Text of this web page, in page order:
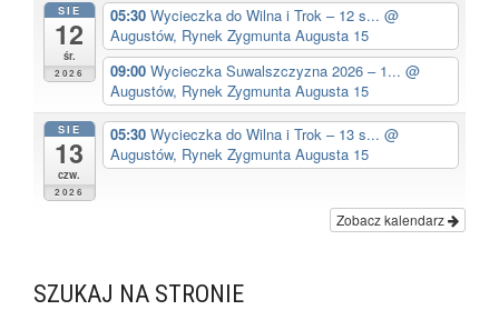
SIE
12
śr.
2026
05:30 Wycieczka do Wilna i Trok – 12 s... @
Augustów, Rynek Zygmunta Augusta 15
09:00 Wycieczka Suwalszczyzna 2026 – 1... @
Augustów, Rynek Zygmunta Augusta 15
SIE
13
czw.
2026
05:30 Wycieczka do Wilna i Trok – 13 s... @
Augustów, Rynek Zygmunta Augusta 15
Zobacz kalendarz
SZUKAJ NA STRONIE